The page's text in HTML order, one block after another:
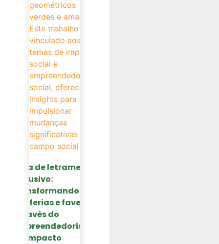
Guia de letramento
inclusivo:
transformando
periferias e favelas
através do
empreendedorismo
de impacto